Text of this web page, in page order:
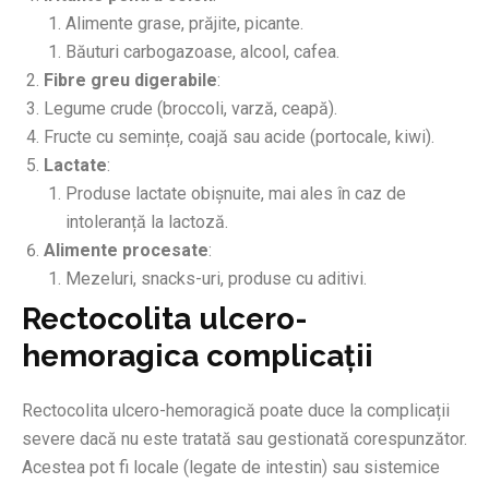
Alimente grase, prăjite, picante.
Băuturi carbogazoase, alcool, cafea.
Fibre greu digerabile:
Legume crude (broccoli, varză, ceapă).
Fructe cu semințe, coajă sau acide (portocale, kiwi).
Lactate:
Produse lactate obișnuite, mai ales în caz de
intoleranță la lactoză.
Alimente procesate:
Mezeluri, snacks-uri, produse cu aditivi.
Rectocolita ulcero-
hemoragica complicații
Rectocolita ulcero-hemoragică poate duce la complicații
severe dacă nu este tratată sau gestionată corespunzător.
Acestea pot fi locale (legate de intestin) sau sistemice